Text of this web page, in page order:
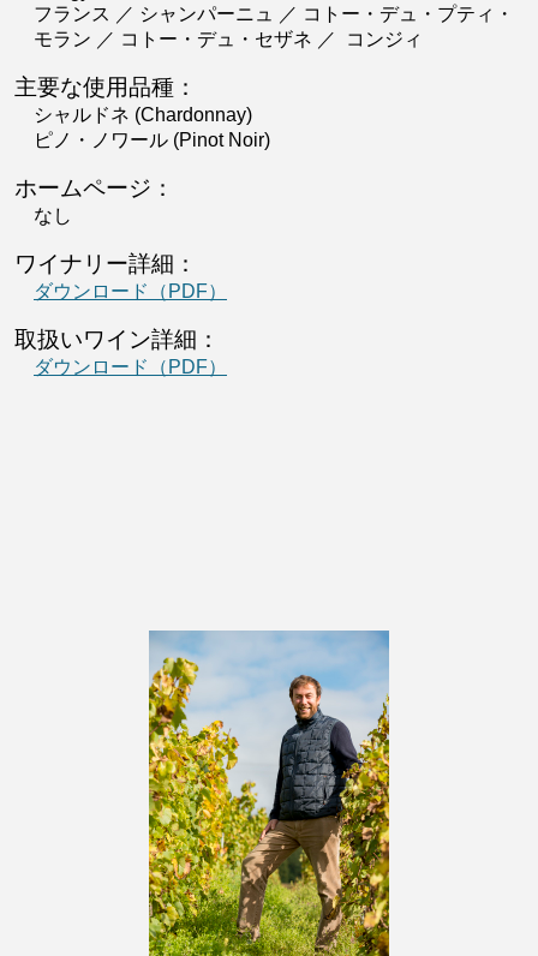
フランス ／ シャンパーニュ ／ コトー・デュ・プティ・
モラン ／ コトー・デュ・セザネ ／ コンジィ
主要な使用品種：
シャルドネ (Chardonnay)
ピノ・ノワール (Pinot Noir)
ホームページ：
なし
ワイナリー詳細：
ダウンロード（PDF）
取扱いワイン詳細：
ダウンロード（PDF）